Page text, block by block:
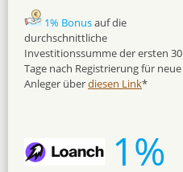
1% Bonusauf die
durchschnittliche
Investitionssumme der ersten 30
Tage nach Registrierung für neue
Anleger überdiesen Link*
1%